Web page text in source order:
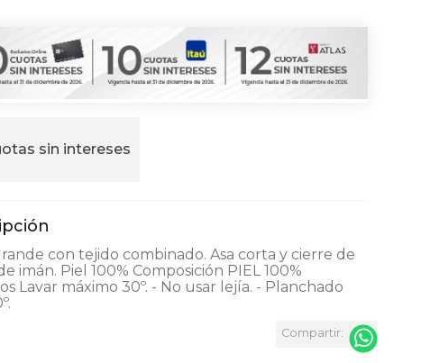
sin intereses
con tejido combinado. Asa corta y cierre de
imán. Piel 100% Composición PIEL 100%
Lavar máximo 30º. - No usar lejía. - Planchado